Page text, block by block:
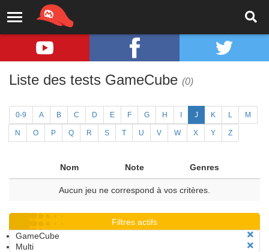
Liste des tests GameCube (0)
0-9 A B C D E F G H J K L M
N O P Q R S T U V W X Y Z
Nom Note Genres
Aucun jeu ne correspond à vos critères.
Filtres actifs
GameCube
Multi